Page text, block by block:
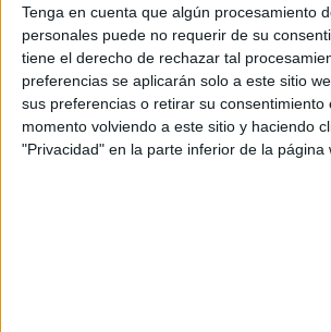
Tenga en cuenta que algún procesamiento
personales puede no requerir de su
tiene el derecho de rechazar tal
preferencias se aplicarán solo a este sitio
sus preferencias o retirar su consentimiento
momento volviendo a este sitio y haciendo
"Privacidad" en la parte inferior de la página
Términos y Condiciones de
Aceptolos Términos y Condicionesde